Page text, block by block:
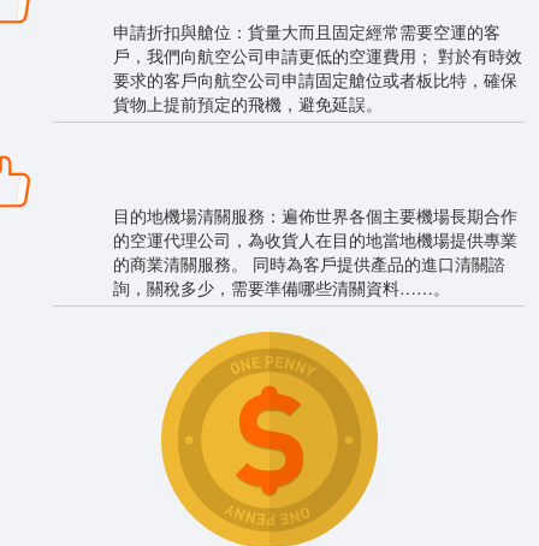
申請折扣與艙位：貨量大而且固定經常需要空運的客
戶，我們向航空公司申請更低的空運費用； 對於有時效
要求的客戶向航空公司申請固定艙位或者板比特，確保
貨物上提前預定的飛機，避免延誤。
目的地機場清關服務：遍佈世界各個主要機場長期合作
的空運代理公司，為收貨人在目的地當地機場提供專業
的商業清關服務。 同時為客戶提供產品的進口清關諮
詢，關稅多少，需要準備哪些清關資料……。